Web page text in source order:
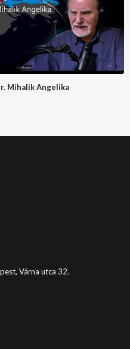
Mihalik Angelika
Várna utca 32.